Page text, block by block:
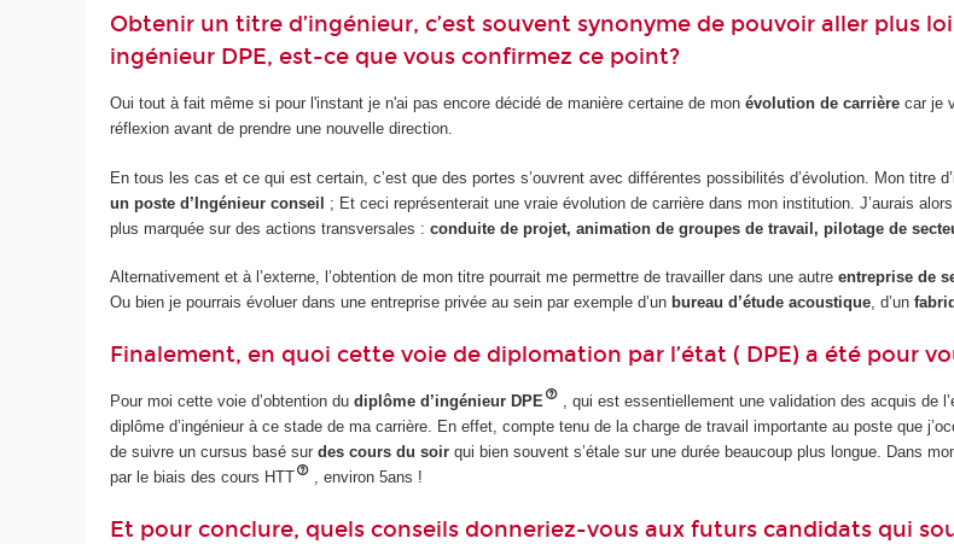
Obtenir un titre d’ingénieur, c’est souvent synonyme de pouvoir aller plus
ingénieur DPE, est-ce que vous confirmez ce point?
Oui tout à fait même si pour l'instant je n'ai pas encore décidé de manière certaine de monévolution de carrière car je
réflexion avant de prendre une nouvelle direction.
En tous les cas et ce qui est certain, c’est que des portes s’ouvrent avec différentes possibilités d’évolution. Mon titre
un poste d’Ingénieur conseil
; Et ceci représenterait une vraie évolution de carrière dans mon institution. J’aurais
plus marquée sur des actions transversales :conduite de projet, animation de groupes de travail, pilotage de
Alternativement et à l’externe, l’obtention de mon titre pourrait me permettre de travailler dans une autre entreprise de
Ou bien je pourrais évoluer dans une entreprise privée au sein par exemple d’un bureau d’étude acoustique, d’un
Finalement, en quoi cette voie de diplomation par l’état ( DPE) a été pour
Pour moi cette voie d’obtention du diplôme d’ingénieur DPE
, qui est essentiellement une validation des acquis de
diplôme d’ingénieur à ce stade de ma carrière. En effet, compte tenu de la charge de travail importante au poste que
de suivre un cursus basé surdes cours du soirqui bien souvent s’étale sur une durée beaucoup plus longue. Dans
par le biais des cours HTT
, environ 5ans !
Et pour conclure, quels conseils donneriez-vous aux futurs candidats qui